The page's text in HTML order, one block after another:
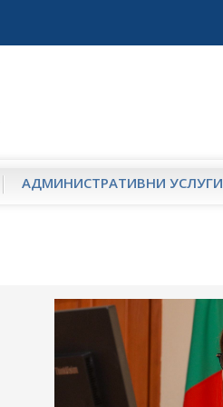
АДМИНИСТРАТИВНИ УСЛУГИ